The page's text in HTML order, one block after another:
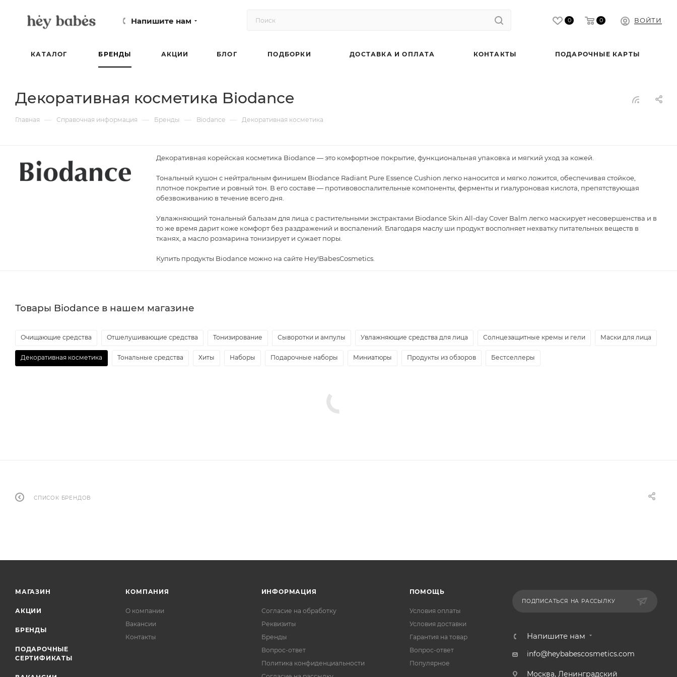
Напишите нам 0 0 ВОЙТИ
КАТАЛОГ БРЕНДЫ АКЦИИ БЛОГ ПОДБОРКИ ДОСТАВКА И ОПЛАТА КОНТАКТЫ ПОДАРОЧНЫЕ КАРТЫ
Декоративная косметика Biodance
Главная — Справочная информация — Бренды — Biodance — Декоративная косметика
Декоративная корейская косметика Biodance — это комфортное покрытие, функциональная упаковка и мягкий уход за кожей.
Тональный кушон с нейтральным финишем Biodance Radiant Pure Essence Cushion легко наносится и мягко ложится, обеспечивая стойкое,
плотное покрытие и ровный тон. В его составе — противовоспалительные компоненты, ферменты и гиалуроновая кислота, препятствующая
обезвоживанию в течение всего дня.
Увлажняющий тональный бальзам для лица с растительными экстрактами Biodance Skin All-day Cover Balm легко маскирует несовершенства и в
то же время дарит коже комфорт без раздражений и воспалений. Благодаря маслу ши продукт восполняет нехватку питательных веществ в
тканях, а масло розмарина тонизирует и сужает поры.
Купить продукты Biodance можно на сайте Hey!BabesCosmetics.
Товары Biodance в нашем магазине
Очищающие средства Отшелушивающие средства Тонизирование Сыворотки и ампулы Увлажняющие средства для лица Солнцезащитные кремы и гели Маски для лица
Декоративная косметика Тональные средства Хиты Наборы Подарочные наборы Миниатюры Продукты из обзоров Бестселлеры
СПИСОК БРЕНДОВ
МАГАЗИН
АКЦИИ
БРЕНДЫ
ПОДАРОЧНЫЕ
СЕРТИФИКАТЫ
КОМПАНИЯ
О компании
Вакансии
Контакты
ИНФОРМАЦИЯ
Согласие на обработку
Реквизиты
Бренды
Вопрос-ответ
Политика конфиденциальности
ПОМОЩЬ
Условия оплаты
Условия доставки
Гарантия на товар
Вопрос-ответ
Популярное
ПОДПИСАТЬСЯ НА РАССЫЛКУ
Напишите нам
info@heybabescosmetics.com
Москва, Ленинградский